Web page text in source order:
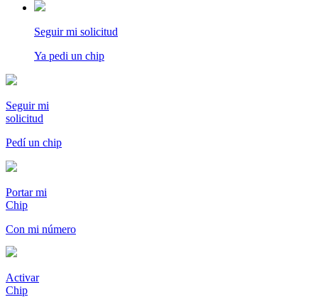
Seguir mi solicitud
Ya pedi un chip
Seguir mi
solicitud
Pedí un chip
Portar mi
Chip
Con mi número
Activar
Chip